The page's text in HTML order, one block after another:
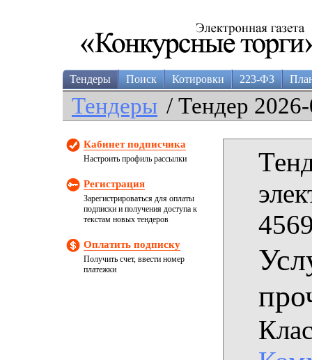
Тендеры Поиск Котировки 223-ФЗ
Тендеры / Тендер
Кабинет подписчика
Настроить профиль рассылки
Регистрация
Зарегистрироваться для оплаты
подписки и получения доступа к
текстам новых тендеров
Оплатить подписку
Получить счет, ввести номер
платежки